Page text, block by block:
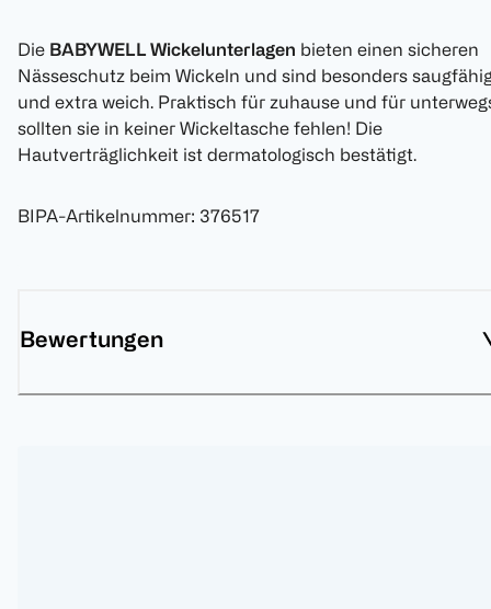
Die BABYWELL Wickelunterlagen bieten einen sicheren
Nässeschutz beim Wickeln und sind besonders
und extra weich. Praktisch für zuhause und für
sollten sie in keiner Wickeltasche fehlen! Die
Hautverträglichkeit ist dermatologisch bestätigt.
BIPA-Artikelnummer: 376517
Bewertungen